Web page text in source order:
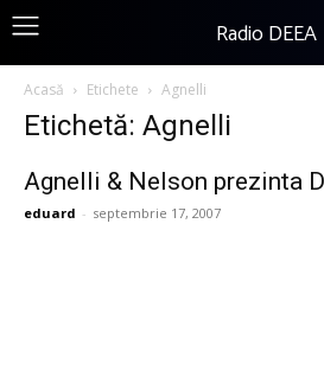
Radio DEEA
Acasă Etichete Agnelli
Etichetă: Agnelli
Agnelli & Nelson prezinta
eduard - septembrie 17, 2007